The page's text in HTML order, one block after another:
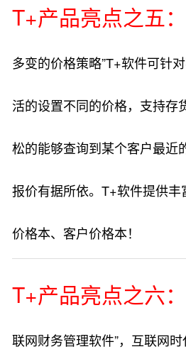
T+产品亮点之五
多变的价格策略”T+软件可针
活的设置不同的价格，支持存
松的能够查询到某个客户最近
报价有据所依。T+软件提供
价格本、客户价格本！
T+产品亮点之六
联网财务管理软件”，互联网